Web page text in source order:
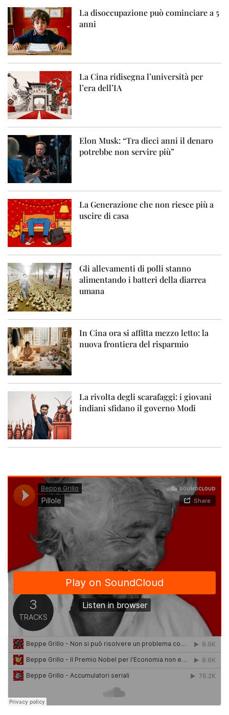
La disoccupazione può cominciare a 5
anni
La Cina ridisegna l’università per
l’era dell’IA
Elon Musk: “Tra dieci anni il denaro
potrebbe non servire più”
La Generazione che non riesce più a
uscire di casa
Gli allevamenti di polli stanno
alimentando i batteri della diarrea
umana
In Cina ora si affitta mezzo letto: la
nuova frontiera del risparmio
La rivolta degli scarafaggi: i giovani
indiani sfidano il governo Modi